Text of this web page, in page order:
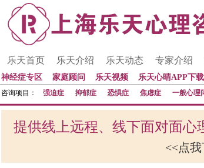
乐天首页 乐天介绍 乐天动态 专家介绍
神经症专区 家庭顾问 乐天视频 乐天心晴APP下
咨询项目： 强迫症 抑郁症 恐惧症 焦虑症 一般心理
提供线上远程、线下面对面心
<<点